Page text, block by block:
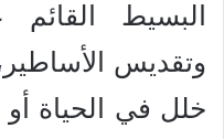
البسيط
وتقديس
خلل في الحياة أو